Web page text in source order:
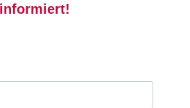
informiert!